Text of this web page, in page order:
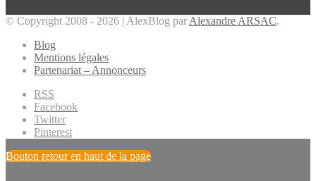
© Copyright 2008 - 2026 | AlexBlog par Alexandre ARSAC.
Blog
Mentions légales
Partenariat – Annonceurs
RSS
Facebook
Twitter
Pinterest
Bouton retour en haut de la page